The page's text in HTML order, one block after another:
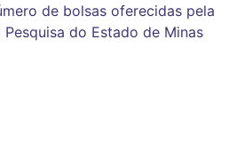
de bolsas oferecidas pela
do Estado de Minas